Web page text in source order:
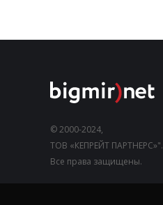
© 2000-2024,
ТОВ «КЕПРЕЙТ ПАРТНЕРС»".
Все права защищены.